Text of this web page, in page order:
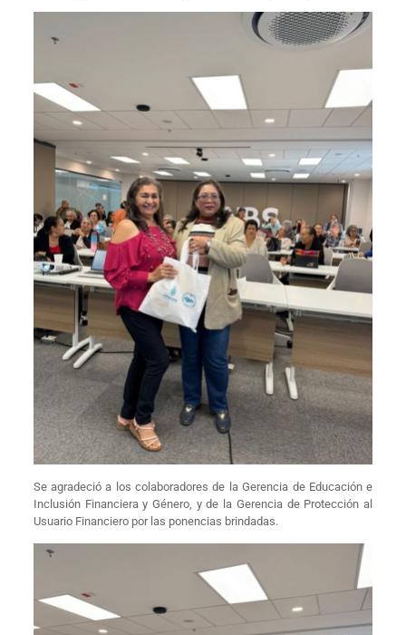
Se agradeció a los colaboradores de la Gerencia de Educación e
Inclusión Financiera y Género, y de la Gerencia de Protección al
Usuario Financiero por las ponencias brindadas.​